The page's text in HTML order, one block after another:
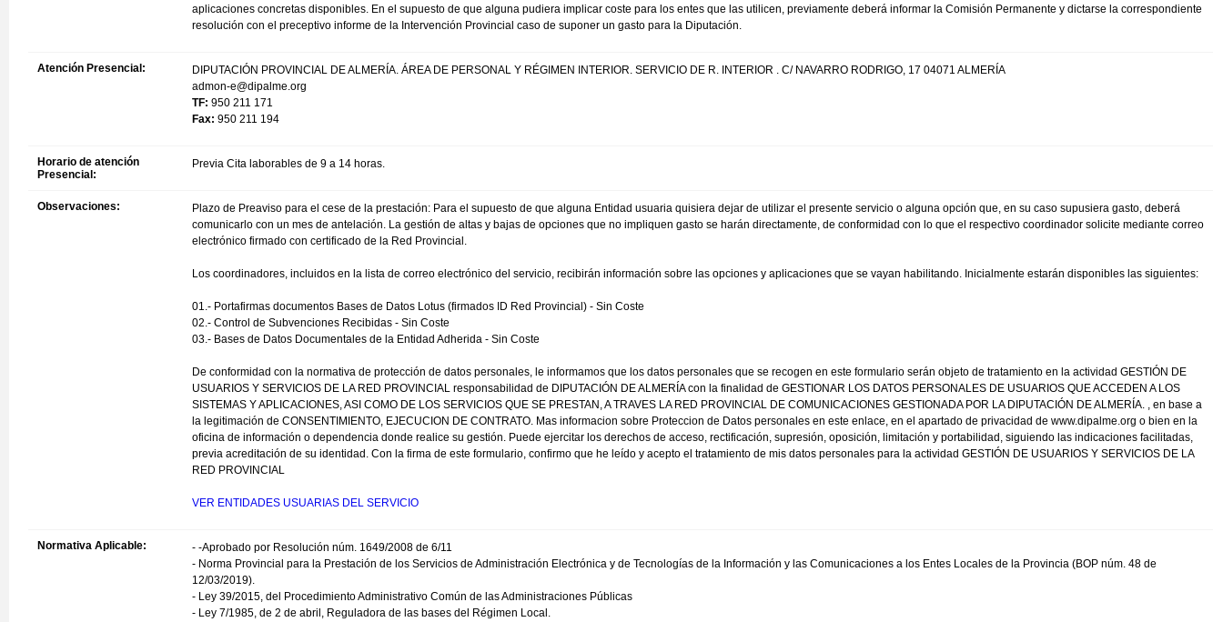
aplicaciones concretas disponibles. En el supuesto de que alguna pudiera implicar coste para los entes que las utilicen, previamente deberá informar la Comisión Permanente y dictarse la correspondiente
resolución con el preceptivo informe de la Intervención Provincial caso de suponer un gasto para la Diputación.
Atención Presencial:
DIPUTACIÓN PROVINCIAL DE ALMERÍA. ÁREA DE PERSONAL Y RÉGIMEN INTERIOR. SERVICIO DE R. INTERIOR . C/ NAVARRO RODRIGO, 17 04071 ALMERÍA
admon-e@dipalme.org
TF: 950 211 171
Fax: 950 211 194
Horario de atención
Presencial:
Previa Cita laborables de 9 a 14 horas.
Observaciones:
Plazo de Preaviso para el cese de la prestación: Para el supuesto de que alguna Entidad usuaria quisiera dejar de utilizar el presente servicio o alguna opción que, en su caso supusiera gasto, deberá
comunicarlo con un mes de antelación. La gestión de altas y bajas de opciones que no impliquen gasto se harán directamente, de conformidad con lo que el respectivo coordinador solicite mediante correo
electrónico firmado con certificado de la Red Provincial.
Los coordinadores, incluidos en la lista de correo electrónico del servicio, recibirán información sobre las opciones y aplicaciones que se vayan habilitando. Inicialmente estarán disponibles las siguientes:
01.- Portafirmas documentos Bases de Datos Lotus (firmados ID Red Provincial) - Sin Coste
02.- Control de Subvenciones Recibidas - Sin Coste
03.- Bases de Datos Documentales de la Entidad Adherida - Sin Coste
De conformidad con la normativa de protección de datos personales, le informamos que los datos personales que se recogen en este formulario serán objeto de tratamiento en la actividad GESTIÓN DE
USUARIOS Y SERVICIOS DE LA RED PROVINCIAL responsabilidad de DIPUTACIÓN DE ALMERÍA con la finalidad de GESTIONAR LOS DATOS PERSONALES DE USUARIOS QUE ACCEDEN A LOS
SISTEMAS Y APLICACIONES, ASI COMO DE LOS SERVICIOS QUE SE PRESTAN, A TRAVES LA RED PROVINCIAL DE COMUNICACIONES GESTIONADA POR LA DIPUTACIÓN DE ALMERÍA. , en base a
la legitimación de CONSENTIMIENTO, EJECUCION DE CONTRATO. Mas informacion sobre Proteccion de Datos personales en este enlace, en el apartado de privacidad de www.dipalme.org o bien en la
oficina de información o dependencia donde realice su gestión. Puede ejercitar los derechos de acceso, rectificación, supresión, oposición, limitación y portabilidad, siguiendo las indicaciones facilitadas,
previa acreditación de su identidad. Con la firma de este formulario, confirmo que he leído y acepto el tratamiento de mis datos personales para la actividad GESTIÓN DE USUARIOS Y SERVICIOS DE LA
RED PROVINCIAL
VER ENTIDADES USUARIAS DEL SERVICIO
Normativa Aplicable:
- -Aprobado por Resolución núm. 1649/2008 de 6/11
- Norma Provincial para la Prestación de los Servicios de Administración Electrónica y de Tecnologías de la Información y las Comunicaciones a los Entes Locales de la Provincia (BOP núm. 48 de
12/03/2019).
- Ley 39/2015, del Procedimiento Administrativo Común de las Administraciones Públicas
- Ley 7/1985, de 2 de abril, Reguladora de las bases del Régimen Local.